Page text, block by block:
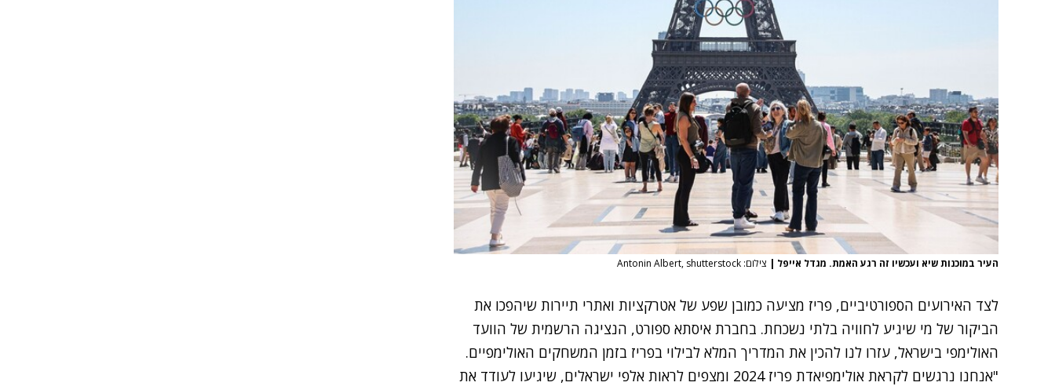
העיר במוכנות שיא ועכשיו זה רגע האמת. מגדל אייפל | צילום: Antonin Albert, shutterstock
לצד האירועים הספורטיביים, פריז מציעה כמובן שפע של אטרקציות ואתרי תיירות שיהפכו את
הביקור של מי שיגיע לחוויה בלתי נשכחת. בחברת איסתא ספורט, הנציגה הרשמית של הוועד
האולימפי בישראל, עזרו לנו להכין את המדריך המלא לבילוי בפריז בזמן המשחקים האולימפיים.
"אנחנו נרגשים לקראת אולימפיאדת פריז 2024 ומצפים לראות אלפי ישראלים, שיגיעו לעודד את